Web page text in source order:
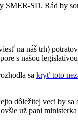
SD. Rád by
na náš trh)
s našou
sa kryť toto
dôležitej veci by
už pani